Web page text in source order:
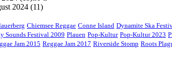
2024 (11)
Chiemsee Reggae Conne Island Dynamite Ska
Sounds Festival 2009 Plauen Pop-Kultur Pop-Kultur 2023
Jam 2015 Reggae Jam 2017 Riverside Stomp Roots